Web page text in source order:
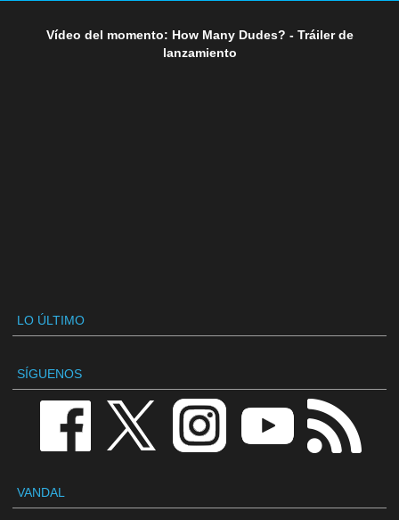
Vídeo del momento: How Many Dudes? - Tráiler de
lanzamiento
LO ÚLTIMO
SÍGUENOS
VANDAL